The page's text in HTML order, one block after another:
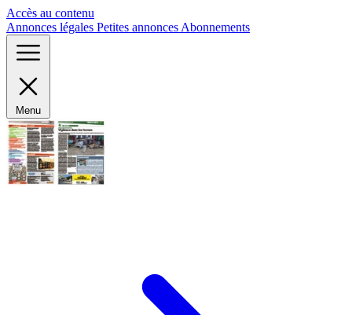
Accès au contenu
Annonces légales Petites annonces Abonnements
Menu
Panneau de gestion des cookies